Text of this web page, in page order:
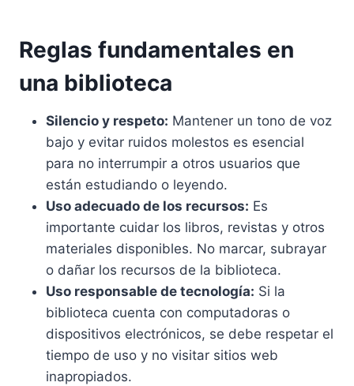
Reglas fundamentales en
una biblioteca
Silencio y respeto: Mantener un tono de voz
bajo y evitar ruidos molestos es esencial
para no interrumpir a otros usuarios que
están estudiando o leyendo.
Uso adecuado de los recursos: Es
importante cuidar los libros, revistas y otros
materiales disponibles. No marcar, subrayar
o dañar los recursos de la biblioteca.
Uso responsable de tecnología: Si la
biblioteca cuenta con computadoras o
dispositivos electrónicos, se debe respetar el
tiempo de uso y no visitar sitios web
inapropiados.